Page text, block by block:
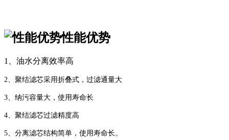
性能优势
1、油水分离效率高
2、聚结滤芯采用折叠式，过滤通量大
3、纳污容量大，使用寿命长
4、聚结滤芯过滤精度高
5、分离滤芯结构简单，使用寿命长。